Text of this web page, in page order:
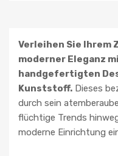
Verleihen Sie Ihrem
moderner Eleganz
handgefertigten
Kunststoff. Dieses
durch sein
flüchtige Trends
moderne Einrichtung